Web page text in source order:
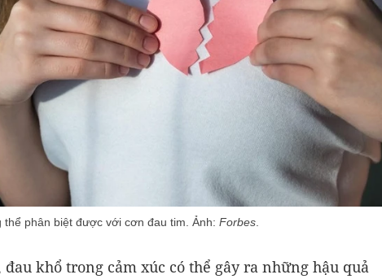
phân biệt được với cơn đau tim. Ảnh: Forbes
đau khổ trong cảm xúc có thể gây ra những hậu quả